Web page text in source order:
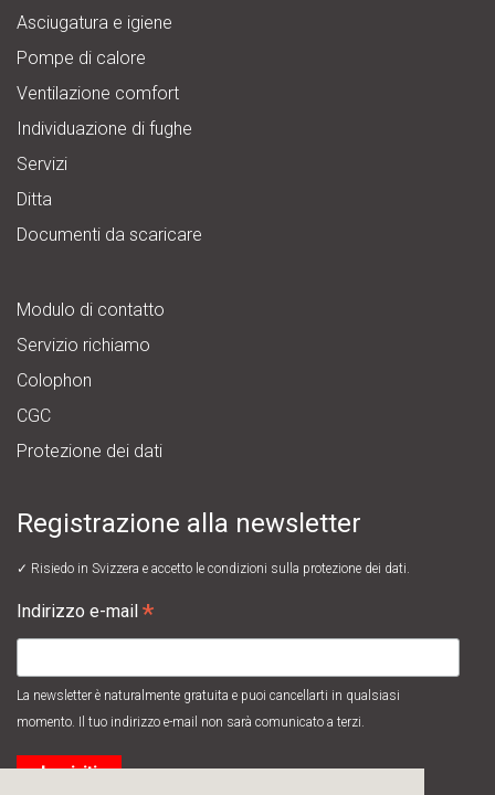
Asciugatura e igiene
Pompe di calore
Ventilazione comfort
Individuazione di fughe
Servizi
Ditta
Documenti da scaricare
Modulo di contatto
Servizio richiamo
Colophon
CGC
Protezione dei dati
Registrazione alla newsletter
✓ Risiedo in Svizzera e accetto le condizioni sulla protezione dei dati.
Indirizzo e-mail *
La newsletter è naturalmente gratuita e puoi cancellarti in qualsiasi
momento. Il tuo indirizzo e-mail non sarà comunicato a terzi.